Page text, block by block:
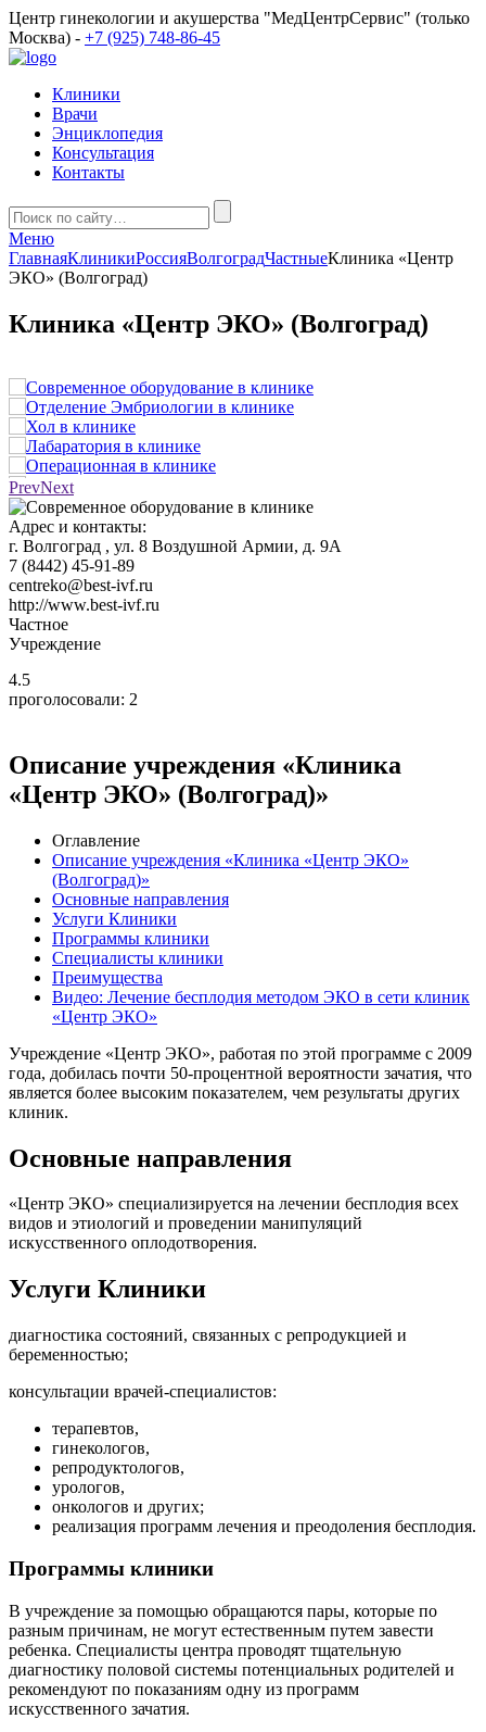
Центр гинекологии и акушерства "МедЦентрСервис" (только
Москва) - +7 (925) 748-86-45
Клиники
Врачи
Энциклопедия
Консультация
Контакты
Меню
ГлавнаяКлиникиРоссияВолгоградЧастныеКлиника «Центр
ЭКО» (Волгоград)
Клиника «Центр ЭКО» (Волгоград)
PrevNext
Адрес и контакты:
г. Волгоград , ул. 8 Воздушной Армии, д. 9А
7 (8442) 45-91-89
centreko@best-ivf.ru
http://www.best-ivf.ru
Частное
Учреждение
4.5
проголосовали: 2
Описание учреждения «Клиника
«Центр ЭКО» (Волгоград)»
Оглавление
Описание учреждения «Клиника «Центр ЭКО»
(Волгоград)»
Основные направления
Услуги Клиники
Программы клиники
Специалисты клиники
Преимущества
Видео: Лечение бесплодия методом ЭКО в сети клиник
«Центр ЭКО»
Учреждение «Центр ЭКО», работая по этой программе с 2009
года, добилась почти 50-процентной вероятности зачатия, что
является более высоким показателем, чем результаты других
клиник.
Основные направления
«Центр ЭКО» специализируется на лечении бесплодия всех
видов и этиологий и проведении манипуляций
искусственного оплодотворения.
Услуги Клиники
диагностика состояний, связанных с репродукцией и
беременностью;
консультации врачей-специалистов:
терапевтов,
гинекологов,
репродуктологов,
урологов,
онкологов и других;
реализация программ лечения и преодоления бесплодия.
Программы клиники
В учреждение за помощью обращаются пары, которые по
разным причинам, не могут естественным путем завести
ребенка. Специалисты центра проводят тщательную
диагностику половой системы потенциальных родителей и
рекомендуют по показаниям одну из программ
искусственного зачатия.